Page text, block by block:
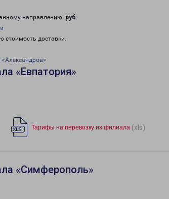
направлению: руб.
стоимость доставки.
«Евпатория»
Тарифы на перевозку из филиала (xls)
«Симферополь»